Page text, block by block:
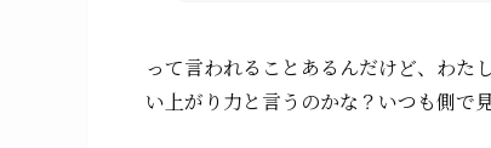
って言われることあるんだけど、わた
い上がり力と言うのかな？いつも側で